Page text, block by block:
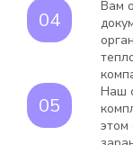
Вам
Наш
этом